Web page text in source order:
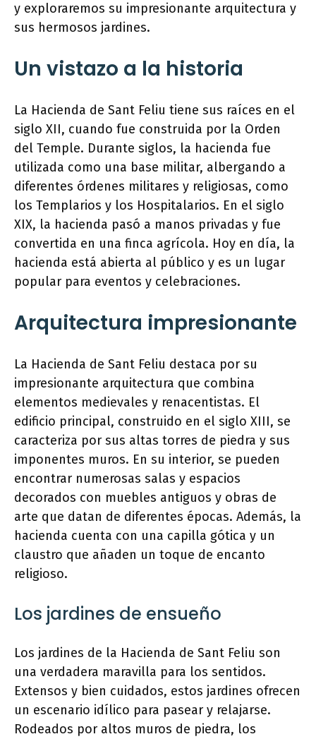
y exploraremos su impresionante arquitectura y
sus hermosos jardines.
Un vistazo a la historia
La Hacienda de Sant Feliu tiene sus raíces en el
siglo XII, cuando fue construida por la Orden
del Temple. Durante siglos, la hacienda fue
utilizada como una base militar, albergando a
diferentes órdenes militares y religiosas, como
los Templarios y los Hospitalarios. En el siglo
XIX, la hacienda pasó a manos privadas y fue
convertida en una finca agrícola. Hoy en día, la
hacienda está abierta al público y es un lugar
popular para eventos y celebraciones.
Arquitectura impresionante
La Hacienda de Sant Feliu destaca por su
impresionante arquitectura que combina
elementos medievales y renacentistas. El
edificio principal, construido en el siglo XIII, se
caracteriza por sus altas torres de piedra y sus
imponentes muros. En su interior, se pueden
encontrar numerosas salas y espacios
decorados con muebles antiguos y obras de
arte que datan de diferentes épocas. Además, la
hacienda cuenta con una capilla gótica y un
claustro que añaden un toque de encanto
religioso.
Los jardines de ensueño
Los jardines de la Hacienda de Sant Feliu son
una verdadera maravilla para los sentidos.
Extensos y bien cuidados, estos jardines ofrecen
un escenario idílico para pasear y relajarse.
Rodeados por altos muros de piedra, los